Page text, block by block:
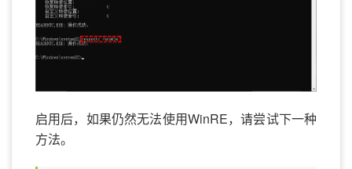
启用后，如果仍然无法使用WinRE，请尝试下一种
方法。